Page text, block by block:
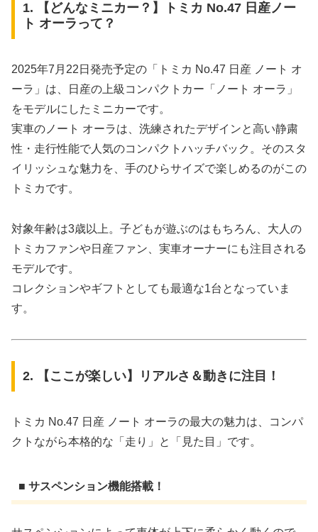
1. 【どんなミニカー？】トミカ No.47 日産ノー
ト オーラって？
2025年7月22日発売予定の「トミカ No.47 日産 ノート オ
ーラ」は、日産の上級コンパクトカー「ノート オーラ」
をモデルにしたミニカーです。
実車のノート オーラは、洗練されたデザインと高い静粛
性・走行性能で人気のコンパクトハッチバック。そのスタ
イリッシュな魅力を、手のひらサイズで楽しめるのがこの
トミカです。
対象年齢は3歳以上。子どもが遊ぶのはもちろん、大人の
トミカファンや日産ファン、実車オーナーにも注目される
モデルです。
コレクションやギフトとしても最適な1台となっていま
す。
2. 【ここが楽しい】リアルさ＆動きに注目！
トミカ No.47 日産 ノート オーラの最大の魅力は、コンパ
クトながら本格的な「走り」と「見た目」です。
■ サスペンション機能搭載！